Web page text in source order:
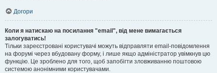
Догори
Коли я натискаю на посилання "email", від мене вимагається
залогуватись!
Тільки зареєстровані користувачі можуть відправляти email-повідомлення
на форумі через вбудовану форму, і лише якщо адміністратор увімкнув цю
функцію. Це зроблено для того, щоб запобігти зловживанню поштовою
системою анонімними користувачами.